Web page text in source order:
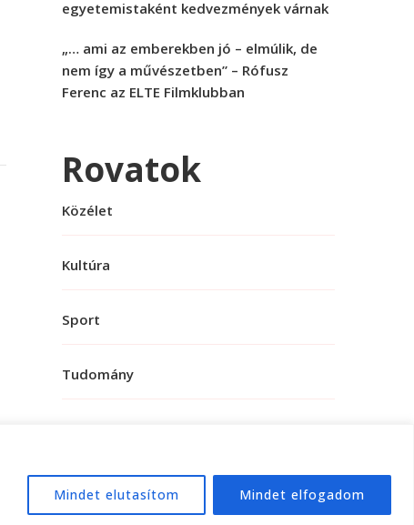
Mindet elutasítom Mindet elfogadom
egyetemistaként kedvezmények várnak
„… ami az emberekben jó – elmúlik, de
nem így a művészetben” – Rófusz
Ferenc az ELTE Filmklubban
Rovatok
Közélet
Kultúra
Sport
Tudomány
WordPress.